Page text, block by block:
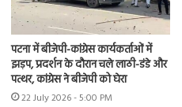
पटना में बीजेपी-कांग्रेस कार्यकर्ताओं में
झड़प, प्रदर्शन के दौरान चले लाठी-डंडे और
पत्थर, कांग्रेस ने बीजेपी को घेरा
22 July 2026 - 5:00 PM